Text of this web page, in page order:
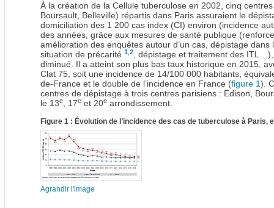
À la création de la Cellule tuberculose en 2002, cinq
Boursault, Belleville) répartis dans Paris assuraient le
domiciliation des 1 200 cas index (CI) environ (incidence
des années, grâce aux mesures de santé publique
amélioration des enquêtes autour d’un cas, dépistage
situation de précarité 1 2
, dépistage et traitement des
diminué. Il a atteint son plus bas taux historique en 2015,
Clat 75, soit une incidence de 14/100 000 habitants,
de-France et le double de l’incidence en France (figure 1).
centres de dépistage à trois centres parisiens : Edison,
le 13e , 17e et 20e arrondissement.
Figure 1 : Évolution de l’incidence des cas de tuberculose à Paris,
Agrandir l'image